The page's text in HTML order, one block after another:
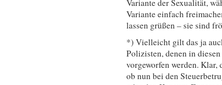
Variante der Sexualität,
Variante einfach
lassen grüßen – sie sind
*) Vielleicht gilt das ja
Polizisten, denen in
vorgeworfen werden.
ob nun bei den